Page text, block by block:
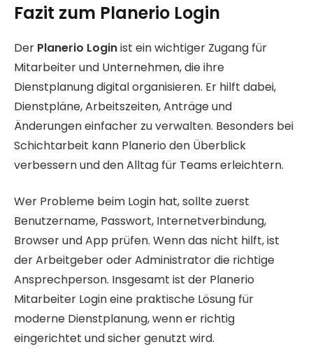
Fazit zum Planerio Login
Der Planerio Loginist ein wichtiger Zugang für
Mitarbeiter und Unternehmen, die ihre
Dienstplanung digital organisieren. Er hilft dabei,
Dienstpläne, Arbeitszeiten, Anträge und
Änderungen einfacher zu verwalten. Besonders bei
Schichtarbeit kann Planerio den Überblick
verbessern und den Alltag für Teams erleichtern.
Wer Probleme beim Login hat, sollte zuerst
Benutzername, Passwort, Internetverbindung,
Browser und App prüfen. Wenn das nicht hilft, ist
der Arbeitgeber oder Administrator die richtige
Ansprechperson. Insgesamt ist der Planerio
Mitarbeiter Login eine praktische Lösung für
moderne Dienstplanung, wenn er richtig
eingerichtet und sicher genutzt wird.